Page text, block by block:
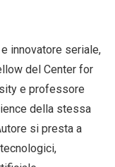
innovatore seriale,
del Center for
e professore
della stessa
si presta a